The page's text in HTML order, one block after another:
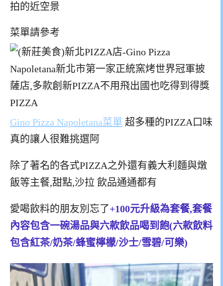
拍的近空景
菜單請參考
Gino Pizza Napoletana菜單 超多種的PIZZA口味
真的讓人很難挑選阿
除了著名的各式PIZZA之外還有義大利麵與燉
飯等主餐,甜點,沙拉 飲品通通都有
愛喝飲料的朋友別忘了+100元升級為套餐,套餐
內容包含一碗湯品與六款飲品喝到飽(六款飲料
包含紅茶/奶茶/蜂蜜檸檬/沙士/雪碧/可樂)